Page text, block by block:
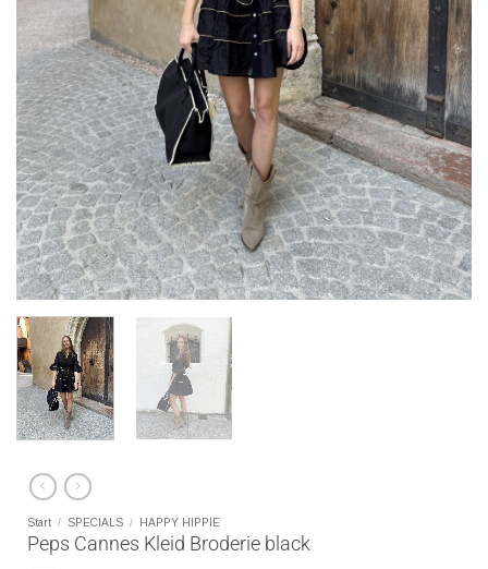
Start / SPECIALS / HAPPY HIPPIE
Peps Cannes Kleid Broderie black